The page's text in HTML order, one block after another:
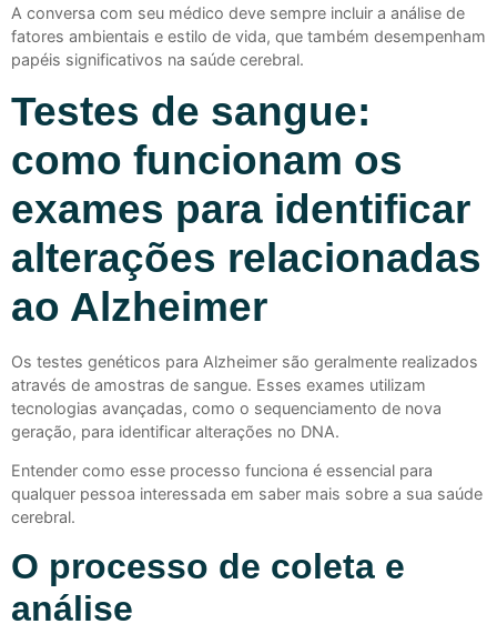
A conversa com seu médico deve sempre incluir a análise de
fatores ambientais e estilo de vida, que também desempenham
papéis significativos na saúde cerebral.
Testes de sangue:
como funcionam os
exames para identificar
alterações relacionadas
ao Alzheimer
Os testes genéticos para Alzheimer são geralmente realizados
através de amostras de sangue. Esses exames utilizam
tecnologias avançadas, como o sequenciamento de nova
geração, para identificar alterações no DNA.
Entender como esse processo funciona é essencial para
qualquer pessoa interessada em saber mais sobre a sua saúde
cerebral.
O processo de coleta e
análise